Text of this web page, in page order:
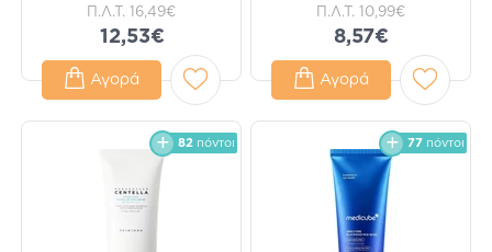
Π.Λ.Τ. 16,49€
12,53€
Αγορά
Π.Λ.Τ. 10,99€
8,57€
Αγορά
82 πόντοι 77 πόντοι